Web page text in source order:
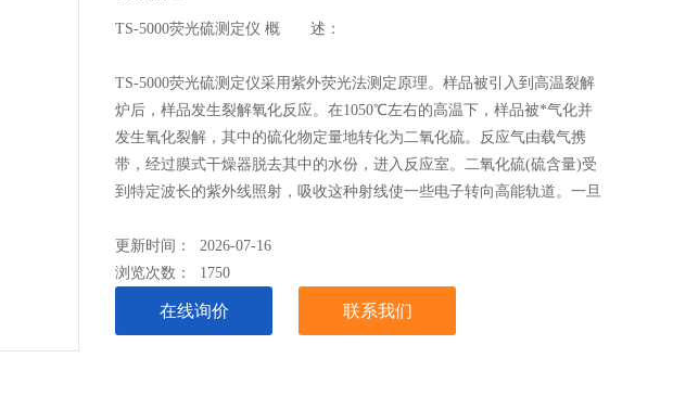
TS-5000荧光硫测定仪 概 述：
TS-5000荧光硫测定仪采用紫外荧光法测定原理。样品被引入到高温裂解
炉后，样品发生裂解氧化反应。在1050℃左右的高温下，样品被*气化并
发生氧化裂解，其中的硫化物定量地转化为二氧化硫。反应气由载气携
带，经过膜式干燥器脱去其中的水份，进入反应室。二氧化硫(硫含量)受
到特定波长的紫外线照射，吸收这种射线使一些电子转向高能轨道。一旦
更新时间： 2026-07-16
浏览次数： 1750
在线询价 联系我们